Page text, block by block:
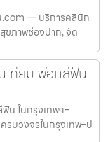
— บริการคลินิก
ขภาพช่องปาก, จัด
เทียม ฟอกสีฟัน
น ในกรุงเทพฯ–
บวงจรในกรุงเทพ–ป